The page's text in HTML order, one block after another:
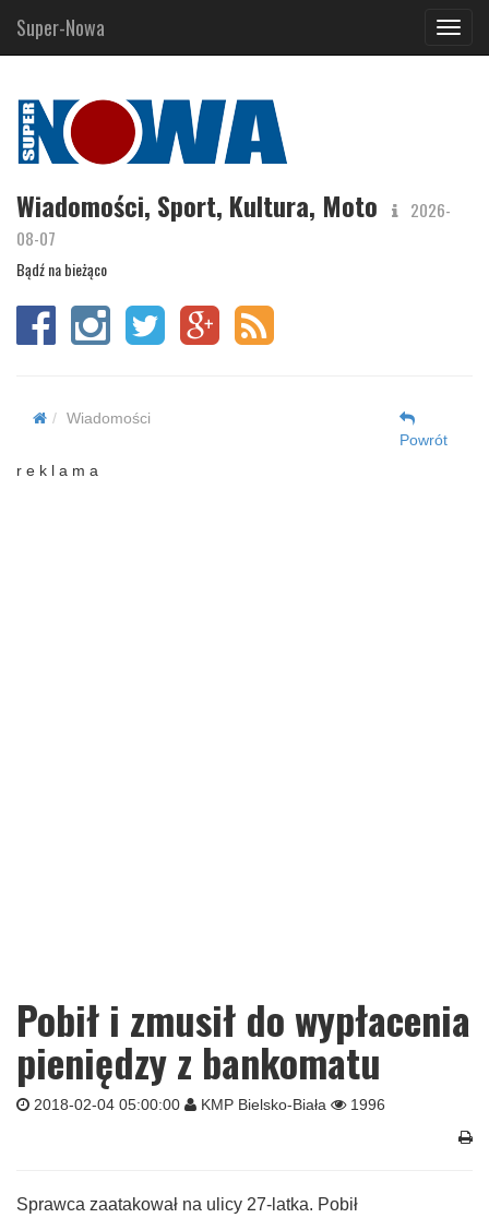
Super-Nowa
Wiadomości, Sport, Kultura, Moto
2026-
08-07
Bądź na bieżąco
Wiadomości
Powrót
r e k l a m a
Pobił i zmusił do wypłacenia
pieniędzy z bankomatu
2018-02-04 05:00:00 KMP Bielsko-Biała 1996
Sprawca zaatakował na ulicy 27-latka. Pobił